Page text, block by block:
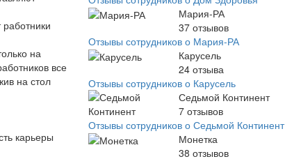
на
все
на стол
карьеры
Мария-РА
37 отзывов
Отзывы сотрудников о Мария-РА
Карусель
24 отзыва
Отзывы сотрудников о Карусель
Седьмой Континент
7 отзывов
Отзывы сотрудников о Седьмой Континент
Монетка
38 отзывов